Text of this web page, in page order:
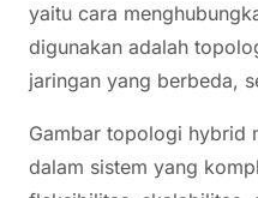
yaitu cara
digunakan adalah
jaringan yang berbeda,
Gambar topologi hybrid
dalam sistem yang